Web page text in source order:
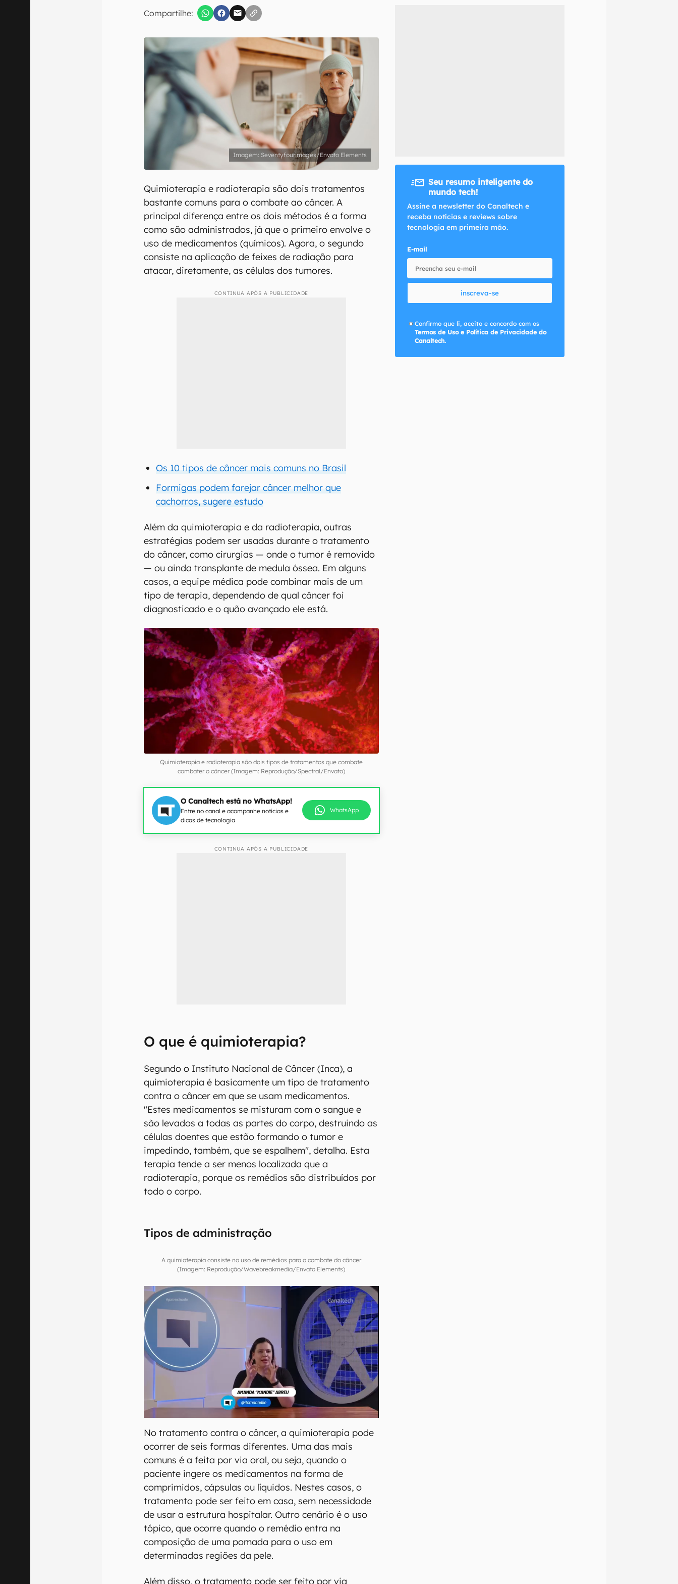
Compartilhe:
inscreva-se
Confirmo que li, aceito e concordo com os Termos de Uso e Política de Privacidade do Canaltech.
Seventyfourimages/Envato Elements
Quimioterapia e radioterapia são dois tratamentos
bastante comuns para o combate ao câncer. A
principal diferença entre os dois métodos é a forma
como são administrados, já que o primeiro envolve o
uso de medicamentos (químicos). Agora, o segundo
consiste na aplicação de feixes de radiação para
atacar, diretamente, as células dos tumores.
CONTINUA APÓS A PUBLICIDADE
Os 10 tipos de câncer mais comuns no Brasil
Formigas podem farejar câncer melhor que
cachorros, sugere estudo
Além da quimioterapia e da radioterapia, outras
estratégias podem ser usadas durante o tratamento
do câncer, como cirurgias — onde o tumor é removido
— ou ainda transplante de medula óssea. Em alguns
casos, a equipe médica pode combinar mais de um
tipo de terapia, dependendo de qual câncer foi
diagnosticado e o quão avançado ele está.
Quimioterapia e radioterapia são dois tipos de tratamentos que combate
combater o câncer (Imagem: Reprodução/Spectral/Envato)
O Canaltech está no WhatsApp!
Entre no canal e acompanhe notícias e
dicas de tecnologia
WhatsApp
CONTINUA APÓS A PUBLICIDADE
O que é quimioterapia?
Segundo o Instituto Nacional de Câncer (Inca), a
quimioterapia é basicamente um tipo de tratamento
contra o câncer em que se usam medicamentos.
"Estes medicamentos se misturam com o sangue e
são levados a todas as partes do corpo, destruindo as
células doentes que estão formando o tumor e
impedindo, também, que se espalhem", detalha. Esta
terapia tende a ser menos localizada que a
radioterapia, porque os remédios são distribuídos por
todo o corpo.
Tipos de administração
A quimioterapia consiste no uso de remédios para o combate do câncer
(Imagem: Reprodução/Wavebreakmedia/Envato Elements)
No tratamento contra o câncer, a quimioterapia pode
ocorrer de seis formas diferentes. Uma das mais
comuns é a feita por via oral, ou seja, quando o
paciente ingere os medicamentos na forma de
comprimidos, cápsulas ou líquidos. Nestes casos, o
tratamento pode ser feito em casa, sem necessidade
de usar a estrutura hospitalar. Outro cenário é o uso
tópico, que ocorre quando o remédio entra na
composição de uma pomada para o uso em
determinadas regiões da pele.
Além disso, o tratamento pode ser feito por via
Seu resumo inteligente do
mundo tech!
Assine a newsletter do Canaltech e
receba notícias e reviews sobre
tecnologia em primeira mão.
E-mail
inscreva-se
Confirmo que li, aceito e concordo com os
Termos de Uso e Política de Privacidade do
Canaltech.